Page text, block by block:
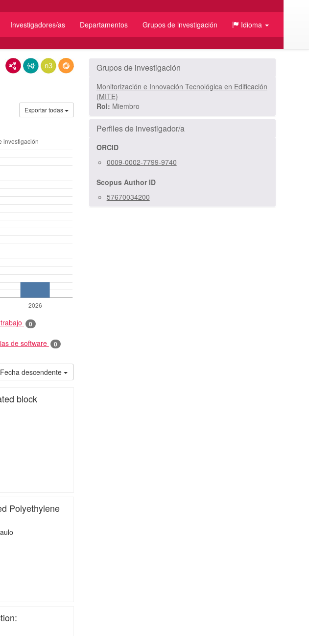
Investigadores/as Departamentos Grupos de investigación Idioma
RDF/XMLJSON-LDN3/TurtleRDF/JSON
Exportar todas
0
de software 0
Fecha descendente
block
Polyethylene
Grupos de investigación
Monitorización e Innovación Tecnológica en Edificación
(MITE)
Rol: Miembro
Perfiles de investigador/a
ORCID
0009-0002-7799-9740
Scopus Author ID
57670034200